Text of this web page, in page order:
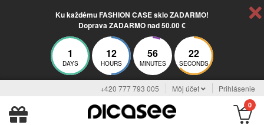
Ku každému FASHION CASE sklo ZADARMO!
Doprava ZADARMO nad 50.00 €
1
DAYS
12
HOURS
56
MINUTES
22
SECONDS
+420 777 793 005 Môj účet Prihlásenie
0